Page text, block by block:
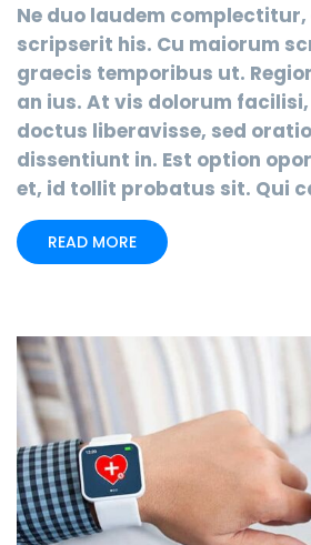
Ne duo laudem
scripserit his. Cu maiorum
graecis temporibus ut.
an ius. At vis dolorum
doctus liberavisse, sed
dissentiunt in. Est option
et, id tollit probatus sit. Qui
READ MORE